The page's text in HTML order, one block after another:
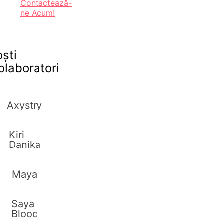
Contactează-
ne Acum!
Axystry
Kiri
Danika
Maya
Saya
Blood